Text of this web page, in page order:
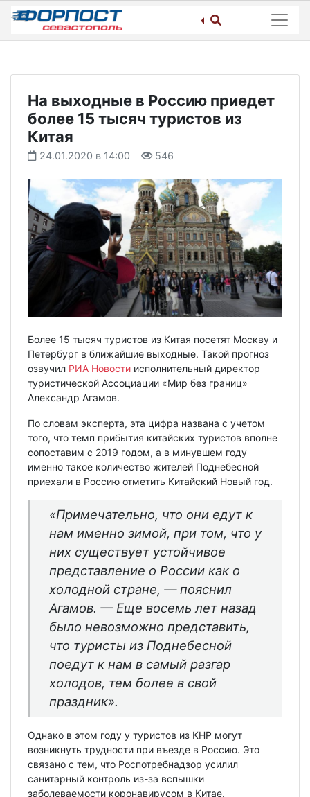
Skip
content
На выходные в Россию приедет
более 15 тысяч туристов из
Китая
24.01.2020 в 14:00 546
Более 15 тысяч туристов из Китая посетят Москву и
Петербург в ближайшие выходные. Такой прогноз
озвучил РИА Новости исполнительный директор
туристической Ассоциации «Мир без границ»
Александр Агамов.
По словам эксперта, эта цифра названа с учетом
того, что темп прибытия китайских туристов вполне
сопоставим с 2019 годом, а в минувшем году
именно такое количество жителей Поднебесной
приехали в Россию отметить Китайский Новый год.
«Примечательно, что они едут к
нам именно зимой, при том, что у
них существует устойчивое
представление о России как о
холодной стране, — пояснил
Агамов. — Еще восемь лет назад
было невозможно представить,
что туристы из Поднебесной
поедут к нам в самый разгар
холодов, тем более в свой
праздник».
Однако в этом году у туристов из КНР могут
возникнуть трудности при въезде в Россию. Это
связано с тем, что Роспотребнадзор усилил
санитарный контроль из-за вспышки
заболеваемости коронавирусом в Китае.